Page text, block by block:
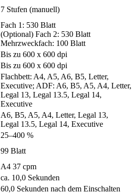
7 Stufen (manuell)
Fach 1: 530 Blatt
(Optional) Fach 2: 530 Blatt
Mehrzweckfach: 100 Blatt
Bis zu 600 x 600 dpi
Bis zu 600 x 600 dpi
Flachbett: A4, A5, A6, B5, Letter,
Executive; ADF: A6, B5, A5, A4, Letter,
Legal 13, Legal 13.5, Legal 14,
Executive
A6, B5, A5, A4, Letter, Legal 13,
Legal 13.5, Legal 14, Executive
25–400 %
99 Blatt
A4 37 cpm
ca. 10,0 Sekunden
60,0 Sekunden nach dem Einschalten